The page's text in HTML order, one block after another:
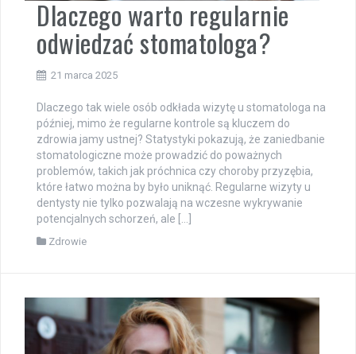
Dlaczego warto regularnie
odwiedzać stomatologa?
21 marca 2025
Dlaczego tak wiele osób odkłada wizytę u stomatologa na
później, mimo że regularne kontrole są kluczem do
zdrowia jamy ustnej? Statystyki pokazują, że zaniedbanie
stomatologiczne może prowadzić do poważnych
problemów, takich jak próchnica czy choroby przyzębia,
które łatwo można by było uniknąć. Regularne wizyty u
dentysty nie tylko pozwalają na wczesne wykrywanie
potencjalnych schorzeń, ale […]
Zdrowie